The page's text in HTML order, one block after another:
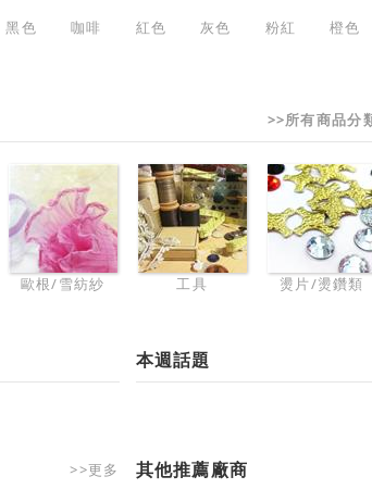
黑色 咖啡 紅色 灰色 粉紅 橙色
>>所有商品分
歐根/雪紡紗 工具 燙片/燙鑽類
本週話題
>>更多 其他推薦廠商